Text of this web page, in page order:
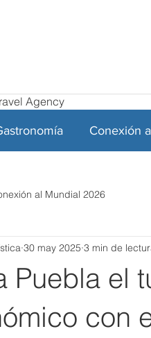
Agency
Conexión
al Mundial 2026
Puebla el
con
30 may 2025 3 min de